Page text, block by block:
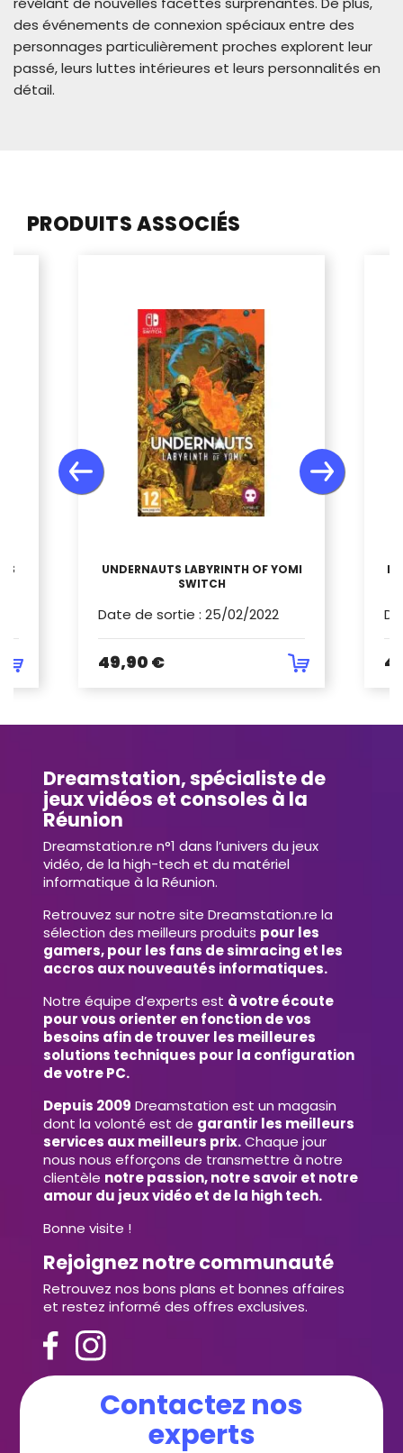
des événements de connexion spéciaux entre des
personnages particulièrement proches explorent leur
passé, leurs luttes intérieures et leurs personnalités en
détail.
PRODUITS ASSOCIÉS
UNDERNAUTS LABYRINTH OF YOMI
SWITCH
Date de sortie : 25/02/2022
49,90 €
Dreamstation, spécialiste de
jeux vidéos et consoles à la
Réunion
Dreamstation.re n°1 dans l’univers du jeux
vidéo, de la high-tech et du matériel
informatique à la Réunion.
Retrouvez sur notre site Dreamstation.re la
sélection des meilleurs produits pour les
gamers, pour les fans de simracing et les
accros aux nouveautés informatiques.
Notre équipe d’experts est à votre écoute
pour vous orienter en fonction de vos
besoins afin de trouver les meilleures
solutions techniques pour la configuration
de votre PC.
Depuis 2009 Dreamstation est un magasin
dont la volonté est de garantir les meilleurs
services aux meilleurs prix.Chaque jour
nous nous efforçons de transmettre à notre
clientèle notre passion, notre savoir et notre
amour du jeux vidéo et de la high tech.
Bonne visite !
Rejoignez notre communauté
Retrouvez nos bons plans et bonnes affaires
et restez informé des offres exclusives.
Contactez nos
experts